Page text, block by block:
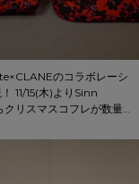
のコラボレーシ
11/15(木)よりSinn
リスマスコフレが数量
タート！